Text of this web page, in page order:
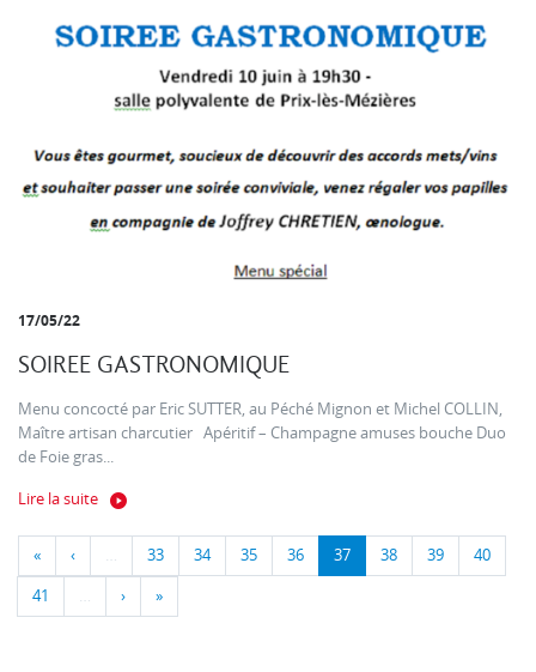
17/05/22
SOIREE GASTRONOMIQUE
Menu concocté par Eric SUTTER, au Péché Mignon et Michel COLLIN,
Maître artisan charcutier Apéritif – Champagne amuses bouche Duo
de Foie gras...
Lire la suite
« ‹ … 33 34 35 36 37 38 39 40
41 … › »